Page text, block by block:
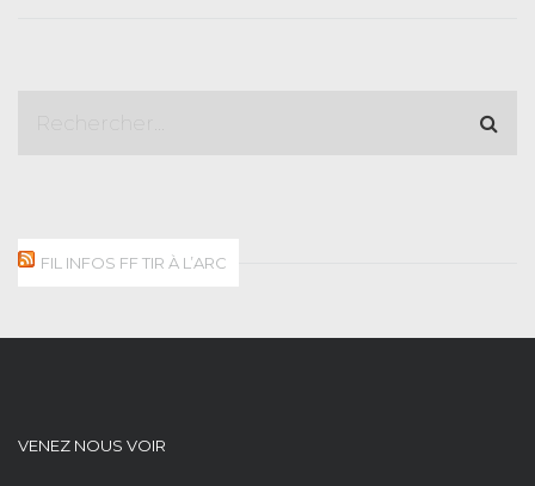
FIL INFOS FF TIR À L’ARC
VENEZ NOUS VOIR